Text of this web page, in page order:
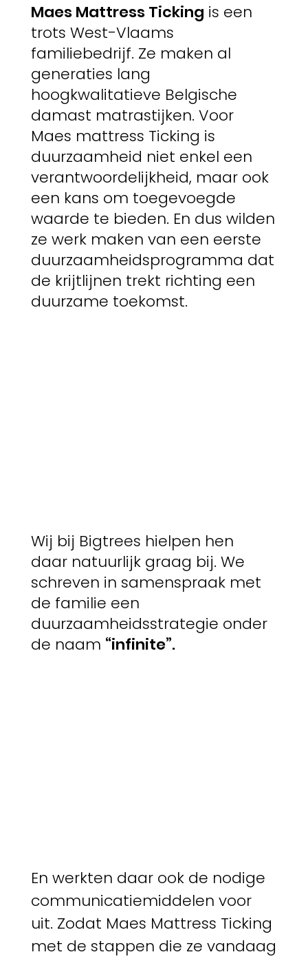
Maes Mattress Ticking is een
trots West-Vlaams
familiebedrijf. Ze maken al
generaties lang
hoogkwalitatieve Belgische
damast matrastijken. Voor
Maes mattress Ticking is
duurzaamheid niet enkel een
verantwoordelijkheid, maar ook
een kans om toegevoegde
waarde te bieden. En dus wilden
ze werk maken van een eerste
duurzaamheidsprogramma dat
de krijtlijnen trekt richting een
duurzame toekomst.
Wij bij Bigtrees hielpen hen
daar natuurlijk graag bij. We
schreven in samenspraak met
de familie een
duurzaamheidsstrategie onder
de naam “infinite”.
En werkten daar ook de nodige
communicatiemiddelen voor
uit. Zodat Maes Mattress Ticking
met de stappen die ze vandaag